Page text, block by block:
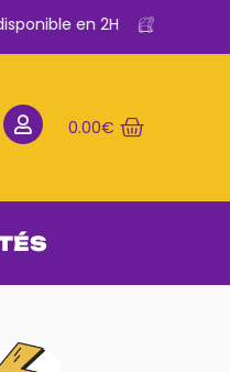
en 2H
0.00€